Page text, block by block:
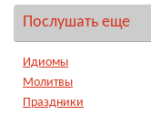
Послушать еще
Идиомы
Молитвы
Праздники